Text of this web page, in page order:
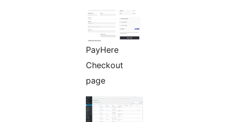
PayHere
Checkout
page